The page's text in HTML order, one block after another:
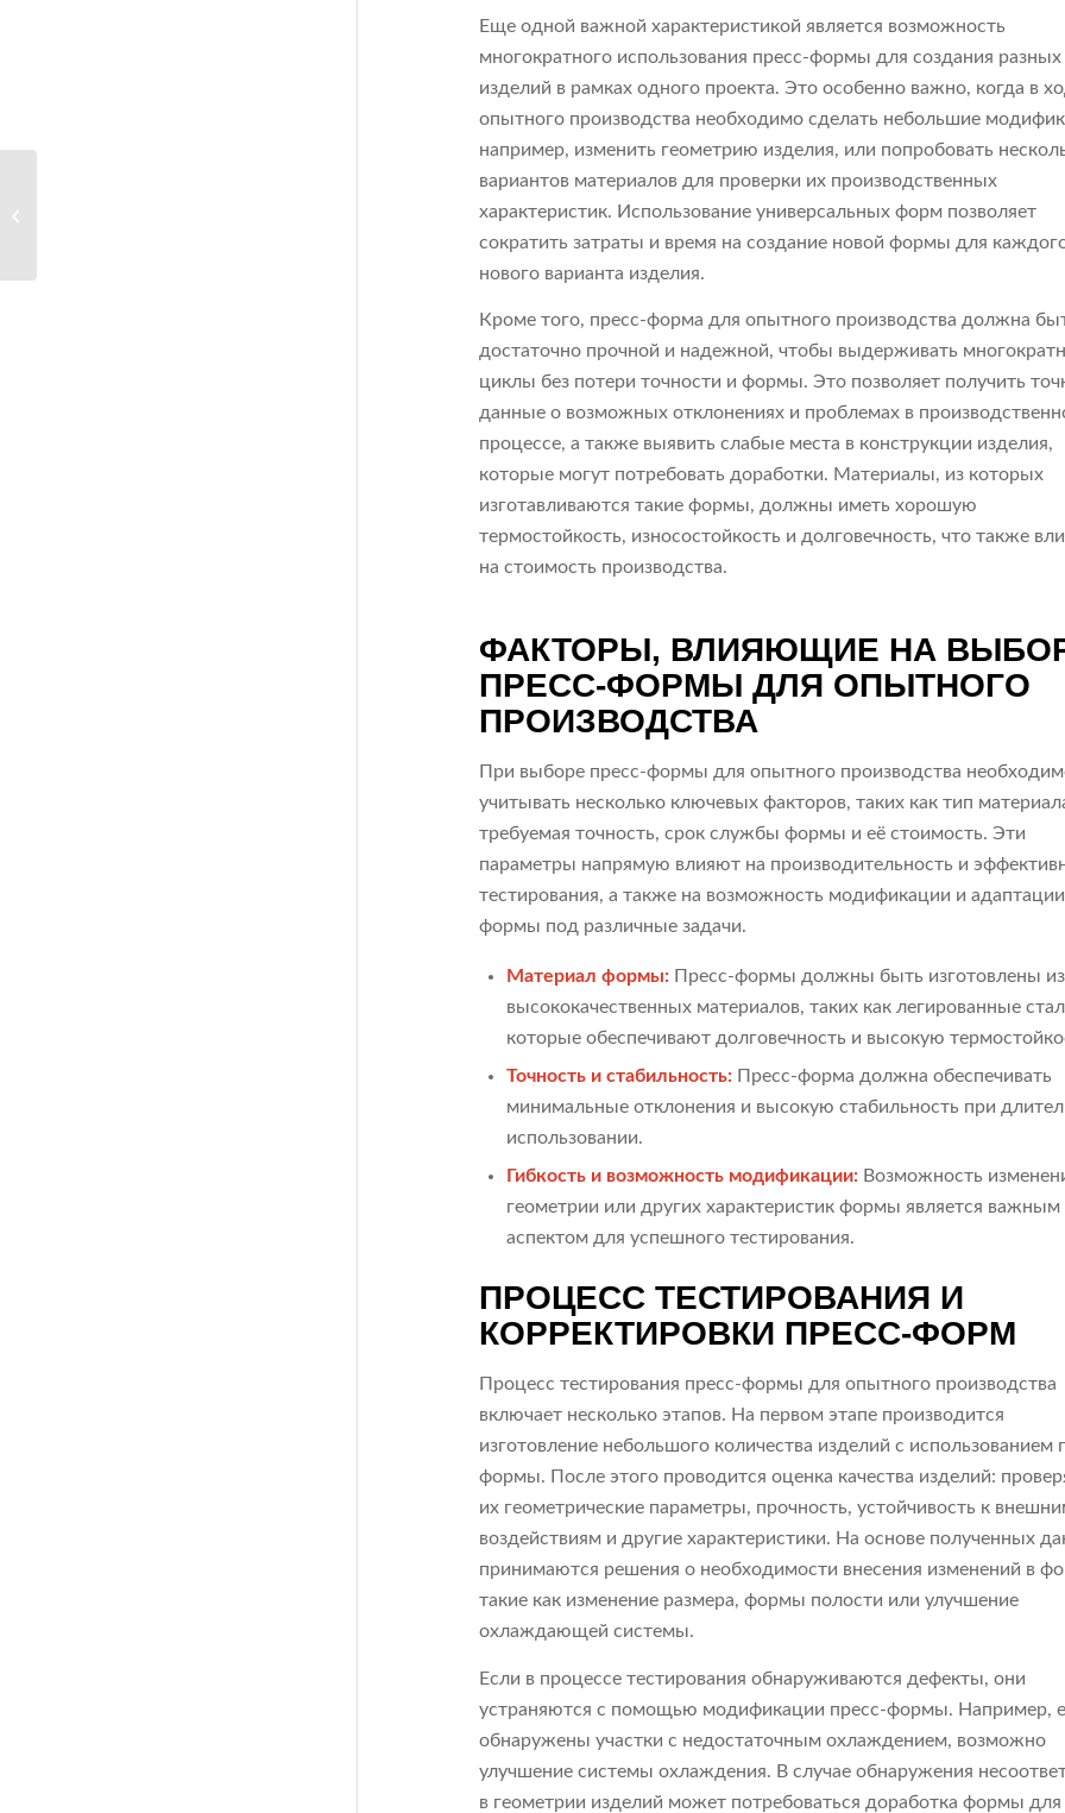
Еще одной важной характеристикой является возможность
многократного использования пресс-формы для создания разных
изделий в рамках одного проекта. Это особенно важно, когда в
опытного производства необходимо сделать небольшие
например, изменить геометрию изделия, или попробовать
вариантов материалов для проверки их производственных
характеристик. Использование универсальных форм позволяет
сократить затраты и время на создание новой формы для
нового варианта изделия.
Кроме того, пресс-форма для опытного производства должна
достаточно прочной и надежной, чтобы выдерживать
циклы без потери точности и формы. Это позволяет получить
данные о возможных отклонениях и проблемах в
процессе, а также выявить слабые места в конструкции изделия,
которые могут потребовать доработки. Материалы, из которых
изготавливаются такие формы, должны иметь хорошую
термостойкость, износостойкость и долговечность, что также
на стоимость производства.
ФАКТОРЫ, ВЛИЯЮЩИЕ НА
ПРЕСС-ФОРМЫ ДЛЯ ОПЫТНОГО
ПРОИЗВОДСТВА
При выборе пресс-формы для опытного производства
учитывать несколько ключевых факторов, таких как тип
требуемая точность, срок службы формы и её стоимость. Эти
параметры напрямую влияют на производительность и
тестирования, а также на возможность модификации и адаптации
формы под различные задачи.
Материал формы: Пресс-формы должны быть изготовлены из
высококачественных материалов, таких как легированные
которые обеспечивают долговечность и высокую
Точность и стабильность: Пресс-форма должна обеспечивать
минимальные отклонения и высокую стабильность при
использовании.
Гибкость и возможность модификации: Возможность
геометрии или других характеристик формы является важным
аспектом для успешного тестирования.
ПРОЦЕСС ТЕСТИРОВАНИЯ И
КОРРЕКТИРОВКИ ПРЕСС-ФОРМ
Процесс тестирования пресс-формы для опытного производства
включает несколько этапов. На первом этапе производится
изготовление небольшого количества изделий с использованием
формы. После этого проводится оценка качества изделий:
их геометрические параметры, прочность, устойчивость к
воздействиям и другие характеристики. На основе полученных
принимаются решения о необходимости внесения изменений в
такие как изменение размера, формы полости или улучшение
охлаждающей системы.
Если в процессе тестирования обнаруживаются дефекты, они
устраняются с помощью модификации пресс-формы. Например,
обнаружены участки с недостаточным охлаждением, возможно
улучшение системы охлаждения. В случае обнаружения
в геометрии изделий может потребоваться доработка формы для